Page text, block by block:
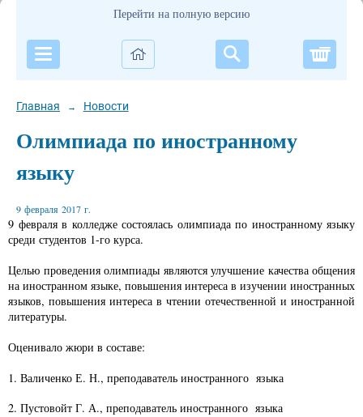
Перейти на полную версию
Главная → Новости
Олимпиада по иностранному
языку
9 февраля 2017 г.
9 февраля в колледже состоялась олимпиада по иностранному языку
среди студентов 1-го курса.
Целью проведения олимпиады являются улучшение качества общения
на иностранном языке, повышения интереса в изучении иностранных
языков, повышения интереса в чтении отечественной и иностранной
литературы.
Оценивало жюри в составе:
1.​ Валиченко Е. Н., преподаватель иностранного языка
2.​ Пустовойт Г. А., преподаватель иностранного языка